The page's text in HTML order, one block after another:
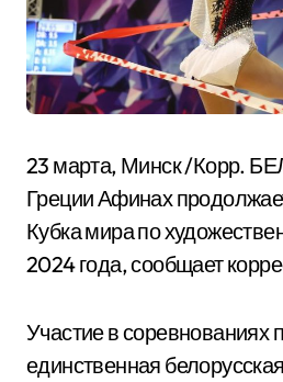
23 марта, Минск /Корр.
Греции Афинах
Кубка мира по
2024 года, сообщает
Участие в соревнованиях
единственная